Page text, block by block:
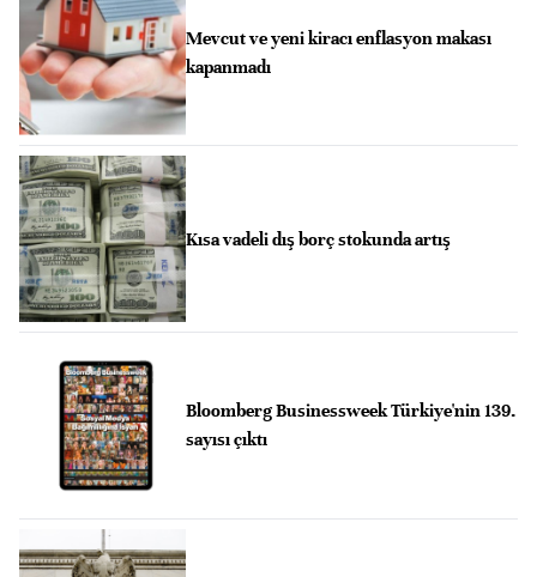
Mevcut ve yeni kiracı enflasyon makası
kapanmadı
Kısa vadeli dış borç stokunda artış
Bloomberg Businessweek Türkiye'nin 139.
sayısı çıktı